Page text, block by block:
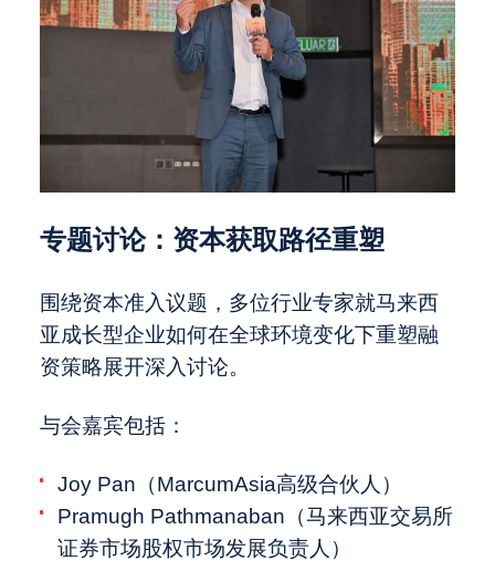
专题讨论：资本获取路径重塑
围绕资本准入议题，多位行业专家就马来西
亚成长型企业如何在全球环境变化下重塑融
资策略展开深入讨论。
与会嘉宾包括：
Joy Pan（MarcumAsia高级合伙人）
Pramugh Pathmanaban（马来西亚交易所
证券市场股权市场发展负责人）